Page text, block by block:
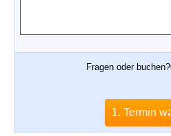
Fragen oder buchen?
1. Termin